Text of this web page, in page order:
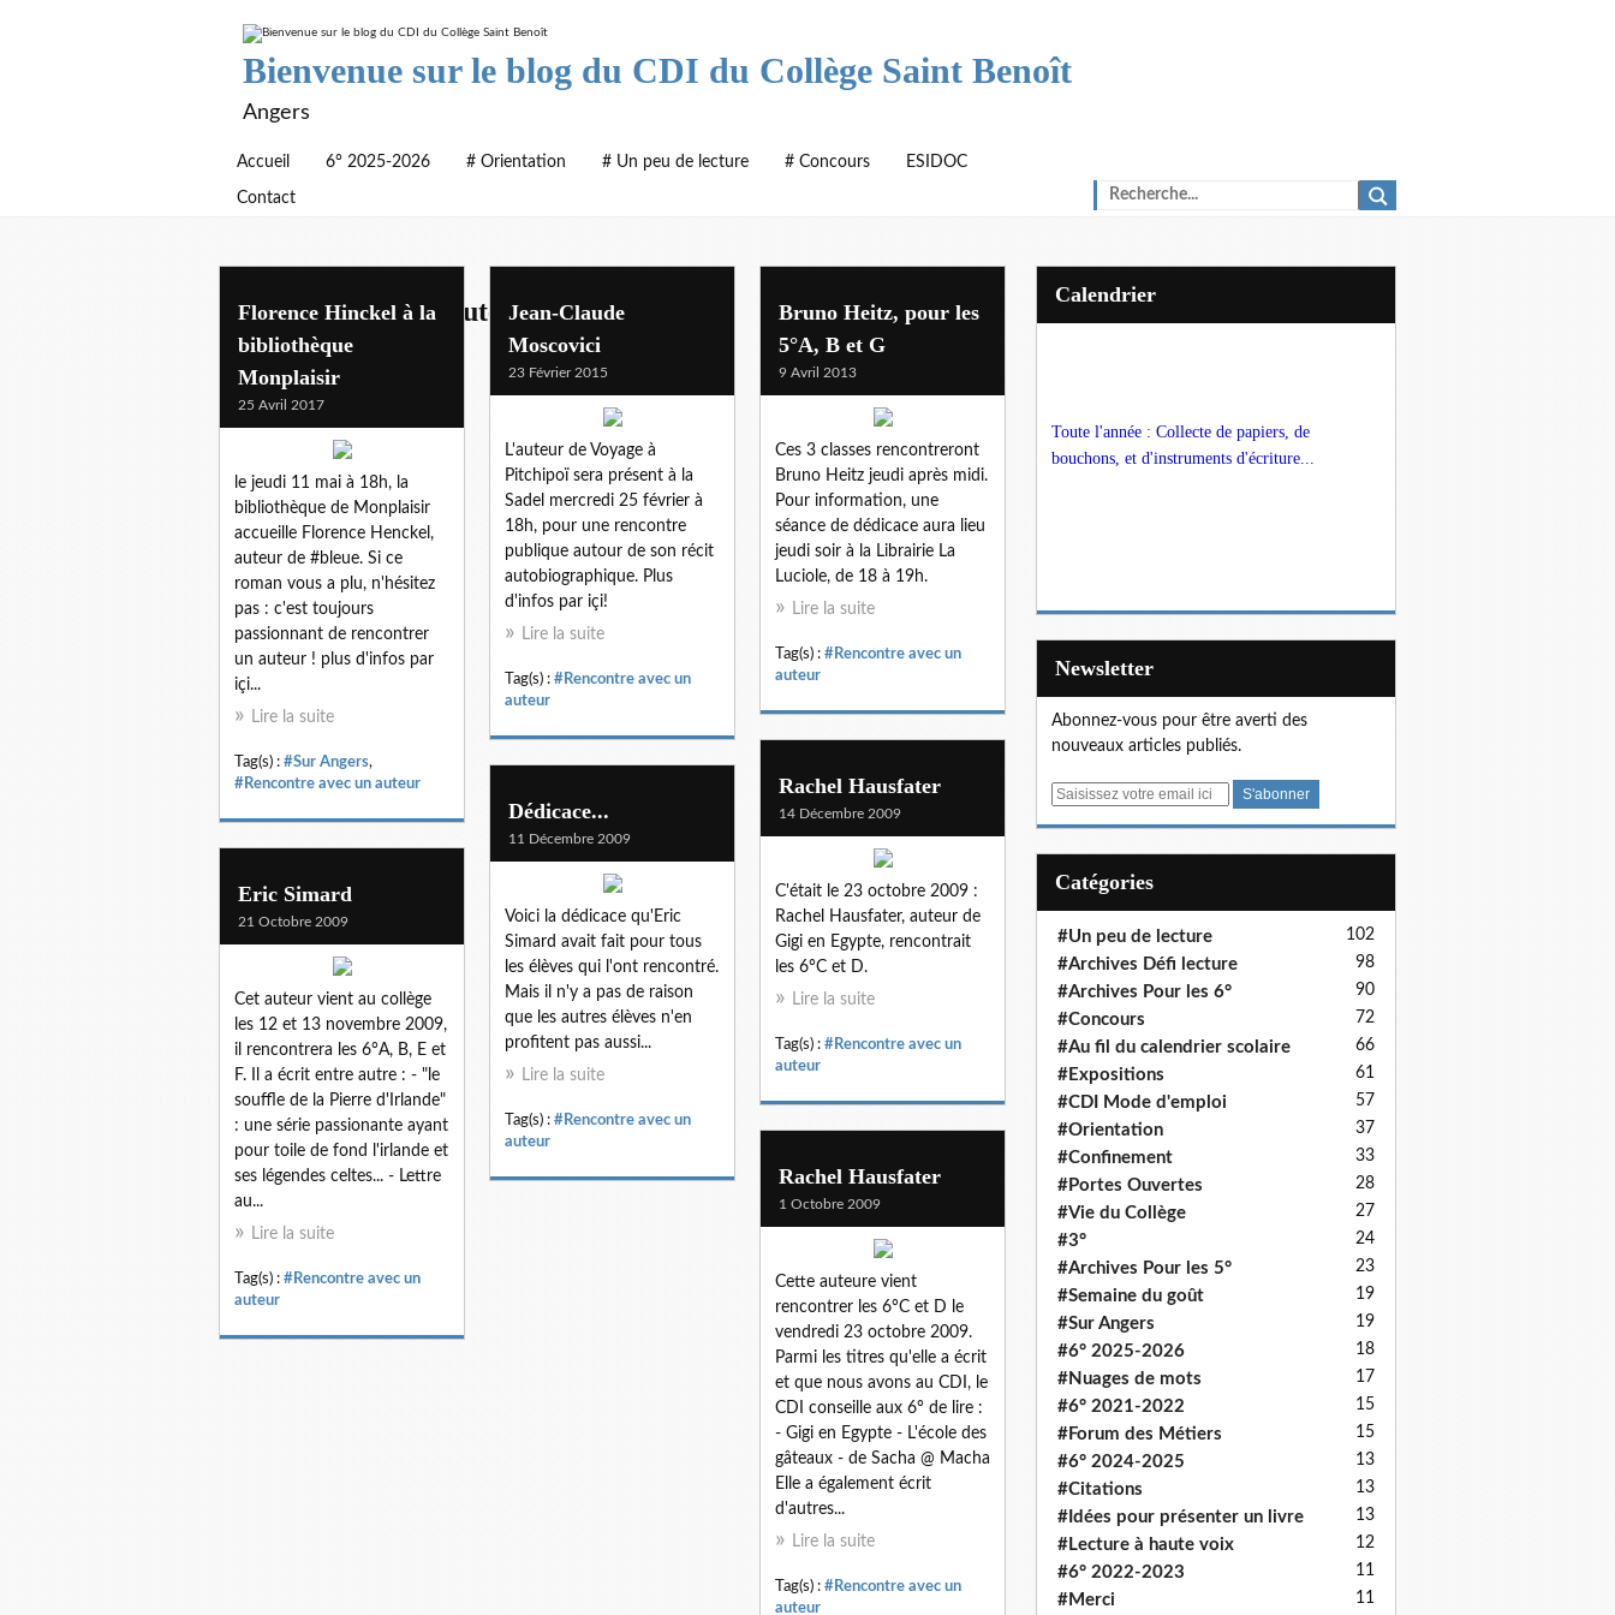
Bienvenue sur le blog du CDI du Collège Saint Benoît
Angers
Accueil 6° 2025-2026 # Orientation # Un peu de lecture # Concours ESIDOC
Contact
rencontre avec un auteur
Florence Hinckel à la
bibliothèque
Monplaisir
25 Avril 2017
le jeudi 11 mai à 18h, la
bibliothèque de Monplaisir
accueille Florence Henckel,
auteur de #bleue. Si ce
roman vous a plu, n'hésitez
pas : c'est toujours
passionnant de rencontrer
un auteur ! plus d'infos par
içi...
Lire la suite
Tag(s) : #Sur Angers,
#Rencontre avec un auteur
Jean-Claude
Moscovici
23 Février 2015
L'auteur de Voyage à
Pitchipoï sera présent à la
Sadel mercredi 25 février à
18h, pour une rencontre
publique autour de son récit
autobiographique. Plus
d'infos par içi!
Lire la suite
Tag(s) : #Rencontre avec un
auteur
Bruno Heitz, pour les
5°A, B et G
9 Avril 2013
Ces 3 classes rencontreront
Bruno Heitz jeudi après midi.
Pour information, une
séance de dédicace aura lieu
jeudi soir à la Librairie La
Luciole, de 18 à 19h.
Lire la suite
Tag(s) : #Rencontre avec un
auteur
Rachel Hausfater
14 Décembre 2009
C'était le 23 octobre 2009 :
Rachel Hausfater, auteur de
Gigi en Egypte, rencontrait
les 6°C et D.
Lire la suite
Tag(s) : #Rencontre avec un
auteur
Dédicace...
11 Décembre 2009
Voici la dédicace qu'Eric
Simard avait fait pour tous
les élèves qui l'ont rencontré.
Mais il n'y a pas de raison
que les autres élèves n'en
profitent pas aussi...
Lire la suite
Tag(s) : #Rencontre avec un
auteur
Eric Simard
21 Octobre 2009
Cet auteur vient au collège
les 12 et 13 novembre 2009,
il rencontrera les 6°A, B, E et
F. Il a écrit entre autre : - "le
souffle de la Pierre d'Irlande"
: une série passionante ayant
pour toile de fond l'irlande et
ses légendes celtes... - Lettre
au...
Lire la suite
Tag(s) : #Rencontre avec un
auteur
Rachel Hausfater
1 Octobre 2009
Cette auteure vient
rencontrer les 6°C et D le
vendredi 23 octobre 2009.
Parmi les titres qu'elle a écrit
et que nous avons au CDI, le
CDI conseille aux 6° de lire :
- Gigi en Egypte - L'école des
gâteaux - de Sacha @ Macha
Elle a également écrit
d'autres...
Lire la suite
Tag(s) : #Rencontre avec un
auteur
Calendrier
Toute l'année : Collecte de papiers, de
bouchons, et d'instruments d'écriture...
Newsletter
Abonnez-vous pour être averti des
nouveaux articles publiés.
E
Catégories
#Un peu de lecture 102
#Archives Défi lecture 98
#Archives Pour les 6° 90
#Concours 72
#Au fil du calendrier scolaire 66
#Expositions 61
#CDI Mode d'emploi 57
#Orientation 37
#Confinement 33
#Portes Ouvertes 28
#Vie du Collège 27
#3° 24
#Archives Pour les 5° 23
#Semaine du goût 19
#Sur Angers 19
#6° 2025-2026 18
#Nuages de mots 17
#6° 2021-2022 15
#Forum des Métiers 15
#6° 2024-2025 13
#Citations 13
#Idées pour présenter un livre 13
#Lecture à haute voix 12
#6° 2022-2023 11
#Merci 11